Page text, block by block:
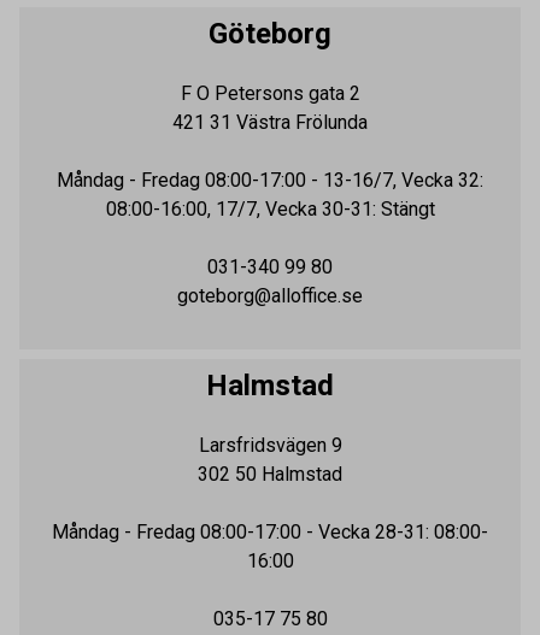
Göteborg
F O Petersons gata 2
421 31 Västra Frölunda
Måndag - Fredag 08:00-17:00 - 13-16/7, Vecka 32:
08:00-16:00, 17/7, Vecka 30-31: Stängt
031-340 99 80
goteborg@alloffice.se
Halmstad
Larsfridsvägen 9
302 50 Halmstad
Måndag - Fredag 08:00-17:00 - Vecka 28-31: 08:00-
16:00
035-17 75 80